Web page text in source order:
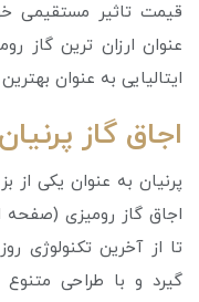
قیمت تاثیر مستقیمی
عنوان ارزان ترین گاز
ایتالیایی به عنوان
اجاق گاز پرنیان
پرنیان به عنوان یکی از
اجاق گاز رومیزی (صفحه
تا از آخرین تکنولوژی
گیرد و با طراحی